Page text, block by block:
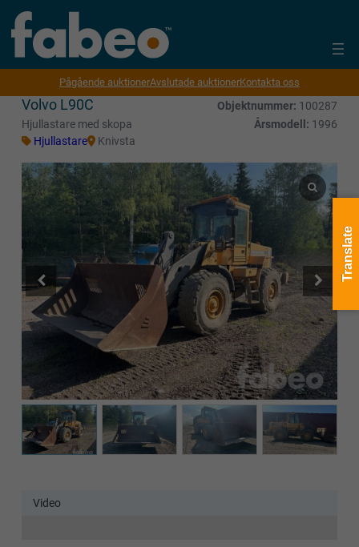
Pågående auktionerAvslutade auktionerKontakta oss
Volvo L90C Objektnummer: 100287
Hjullastare med skopa
Årsmodell: 1996
Hjullastare
Knivsta
Video
Det verkar som om dina inställningar hindrar dig från att
se detta innehållet. Med största sannolikhet är det för att
du har Upplevelse avstängt.
Translate